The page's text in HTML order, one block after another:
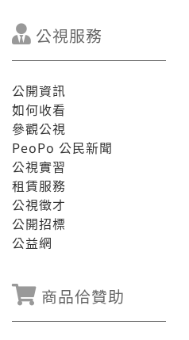
公視服務
公開資訊
如何收看
參觀公視
PeoPo 公民新聞
公視實習
租賃服務
公視徵才
公開招標
公益網
商品佮贊助